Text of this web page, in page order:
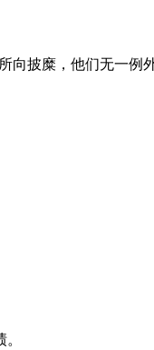
披糜，他们无一例